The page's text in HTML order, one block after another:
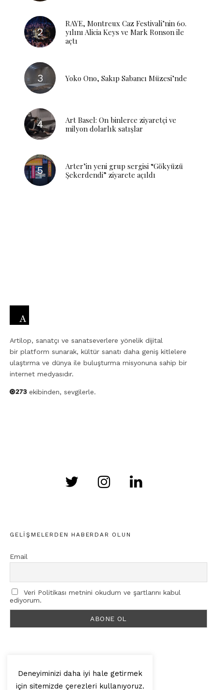
RAYE, Montreux Caz Festivali’nin 60.
yılını Alicia Keys ve Mark Ronson ile
açtı
Yoko Ono, Sakıp Sabancı Müzesi’nde
Art Basel: On binlerce ziyaretçi ve
milyon dolarlık satışlar
Arter’in yeni grup sergisi “Gökyüzü
Şekerdendi” ziyarete açıldı
Artilop, sanatçı ve sanatseverlere yönelik dijital
bir platform sunarak, kültür sanatı daha geniş kitlelere
ulaştırma ve dünya ile buluşturma misyonuna sahip bir
internet medyasıdır.
ekibinden, sevgilerle.
GELIŞMELERDEN HABERDAR OLUN
Email
Veri Politikası metnini okudum ve şartlarını kabul
ediyorum.
© 2025, Artilop
Deneyiminizi daha iyi hale getirmek
için sitemizde çerezleri kullanıyoruz.